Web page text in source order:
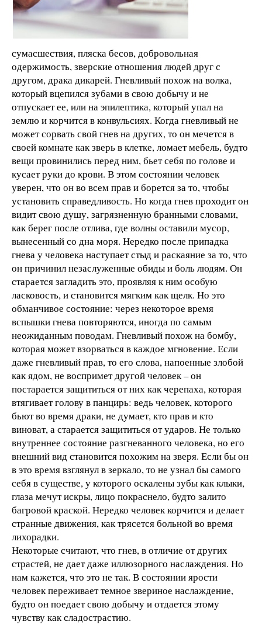
сумасшествия, пляска бесов, добровольная
одержимость, зверские отношения людей друг с
другом, драка дикарей. Гневливый похож на волка,
который вцепился зубами в свою добычу и не
отпускает ее, или на эпилептика, который упал на
землю и корчится в конвульсиях. Когда гневливый не
может сорвать свой гнев на других, то он мечется в
своей комнате как зверь в клетке, ломает мебель, будто
вещи провинились перед ним, бьет себя по голове и
кусает руки до крови. В этом состоянии человек
уверен, что он во всем прав и борется за то, чтобы
установить справедливость. Но когда гнев проходит он
видит свою душу, загрязненную бранными словами,
как берег после отлива, где волны оставили мусор,
вынесенный со дна моря. Нередко после припадка
гнева у человека наступает стыд и раскаяние за то, что
он причинил незаслуженные обиды и боль людям. Он
старается загладить это, проявляя к ним особую
ласковость, и становится мягким как щелк. Но это
обманчивое состояние: через некоторое время
вспышки гнева повторяются, иногда по самым
неожиданным поводам. Гневливый похож на бомбу,
которая может взорваться в каждое мгновение. Если
даже гневливый прав, то его слова, напоенные злобой
как ядом, не воспримет другой человек – он
постарается защититься от них как черепаха, которая
втягивает голову в панцирь: ведь человек, которого
бьют во время драки, не думает, кто прав и кто
виноват, а старается защититься от ударов. Не только
внутреннее состояние разгневанного человека, но его
внешний вид становится похожим на зверя. Если бы он
в это время взглянул в зеркало, то не узнал бы самого
себя в существе, у которого оскалены зубы как клыки,
глаза мечут искры, лицо покраснело, будто залито
багровой краской. Нередко человек корчится и делает
странные движения, как трясется больной во время
лихорадки.
Некоторые считают, что гнев, в отличие от других
страстей, не дает даже иллюзорного наслаждения. Но
нам кажется, что это не так. В состоянии ярости
человек переживает темное звериное наслаждение,
будто он поедает свою добычу и отдается этому
чувству как сладострастию.